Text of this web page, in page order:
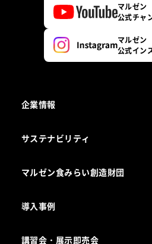
マルゼン
公式チャ
マルゼン
公式イン
企業情報
会社組織
製品の開発
サステナビリティ
マルゼン食みらい創造財団
導入事例
講習会・展示即売会